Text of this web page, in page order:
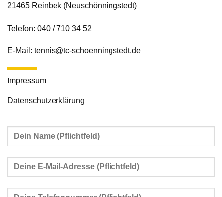
21465 Reinbek (Neuschönningstedt)
Telefon: 040 / 710 34 52
E-Mail: tennis@tc-schoenningstedt.de
Impressum
Datenschutzerklärung